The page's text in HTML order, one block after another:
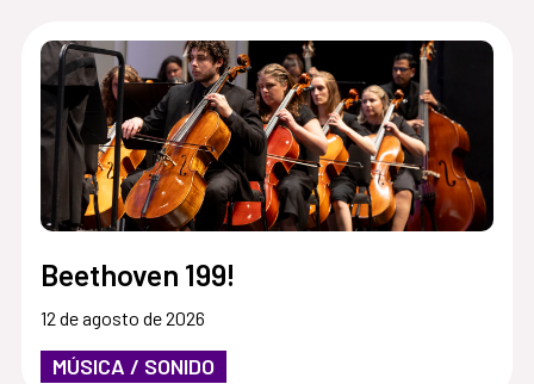
Beethoven 199!
12 de agosto de 2026
MÚSICA / SONIDO